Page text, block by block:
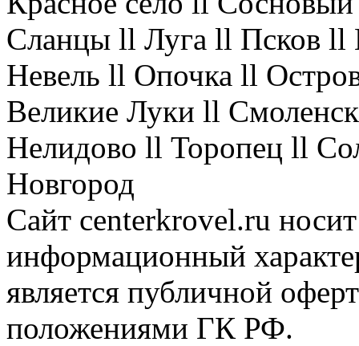
Сланцы ll Луга ll Псков
Невель ll Опочка ll
Великие Луки ll
Нелидово ll Торопец ll
Новгород
Сайт centerkrovel.ru
информационный
является публичной
положениями ГК РФ.